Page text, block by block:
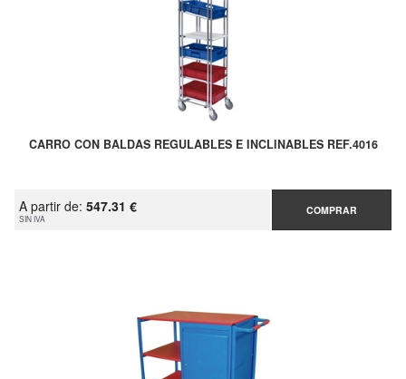
CARRO CON BALDAS REGULABLES E INCLINABLES REF.4016
A partir de: 547.31 €
SIN IVA
COMPRAR